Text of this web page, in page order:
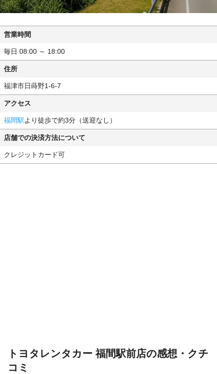
営業時間
毎日 08:00 ～ 18:00
住所
福津市日蒔野1-6-7
アクセス
福間駅より徒歩で約3分（送迎なし）
店舗での決済方法について
クレジットカード可
トヨタレンタカー 福間駅前店の感想・クチ
コミ